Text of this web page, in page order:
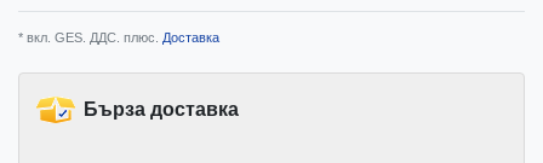
* вкл. GES. ДДС. плюс. Доставка
Бърза доставка